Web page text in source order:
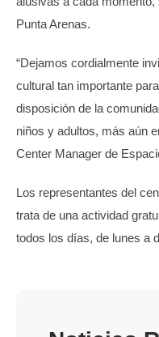
Punta Arenas.
“Dejamos cordialmente
cultural tan importante
disposición de la
niños y adultos, más aún
Center Manager de
Los representantes del
trata de una actividad
todos los días, de lunes a